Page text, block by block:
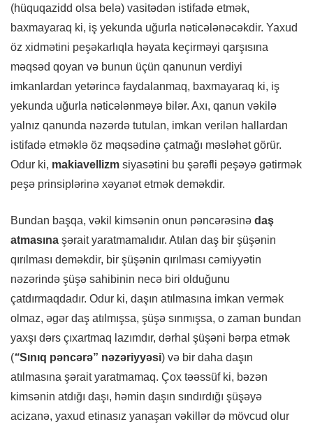
(hüquqazidd olsa belə) vasitədən istifadə etmək,
baxmayaraq ki, iş yekunda uğurla nəticələnəcəkdir. Yaxud
öz xidmətini peşəkarlıqla həyata keçirməyi qarşısına
məqsəd qoyan və bunun üçün qanunun verdiyi
imkanlardan yetərincə faydalanmaq, baxmayaraq ki, iş
yekunda uğurla nəticələnməyə bilər. Axı, qanun vəkilə
yalnız qanunda nəzərdə tutulan, imkan verilən hallardan
istifadə etməklə öz məqsədinə çatmağı məsləhət görür.
Odur ki, makiavellizm siyasətini bu şərəfli peşəyə gətirmək
peşə prinsiplərinə xəyanət etmək deməkdir.
Bundan başqa, vəkil kimsənin onun pəncərəsinə daş
atmasına şərait yaratmamalıdır. Atılan daş bir şüşənin
qırılması deməkdir, bir şüşənin qırılması cəmiyyətin
nəzərində şüşə sahibinin necə biri olduğunu
çatdırmaqdadır. Odur ki, daşın atılmasına imkan vermək
olmaz, əgər daş atılmışsa, şüşə sınmışsa, o zaman bundan
yaxşı dərs çıxartmaq lazımdır, dərhal şüşəni bərpa etmək
(“Sınıq pəncərə” nəzəriyyəsi) və bir daha daşın
atılmasına şərait yaratmamaq. Çox təəssüf ki, bəzən
kimsənin atdığı daşı, həmin daşın sındırdığı şüşəyə
acizanə, yaxud etinasız yanaşan vəkillər də mövcud olur